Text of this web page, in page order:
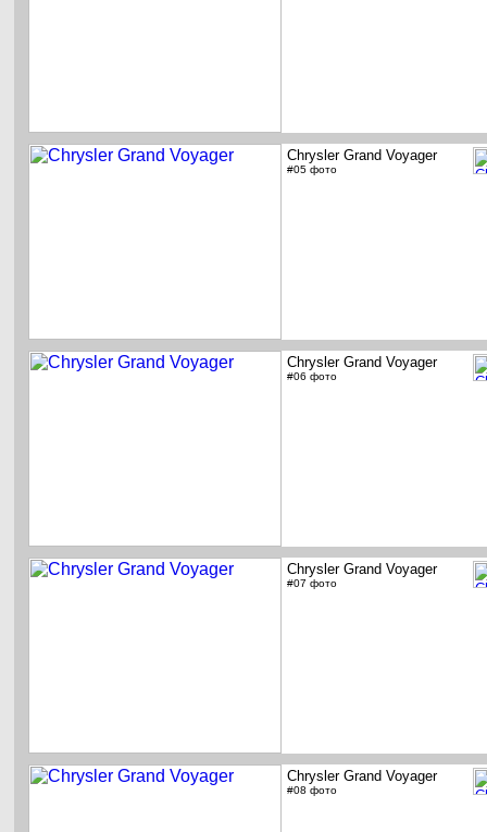
Chrysler Grand Voyager
#05 фото
Chrysler Grand Voyager
#06 фото
Chrysler Grand Voyager
#07 фото
Chrysler Grand Voyager
#08 фото